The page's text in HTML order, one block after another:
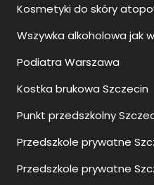
Kosmetyki do skóry
Wszywka alkoholowa jak
Podiatra Warszawa
Kostka brukowa Szczecin
Punkt przedszkolny
Przedszkole prywatne
Przedszkole prywatne